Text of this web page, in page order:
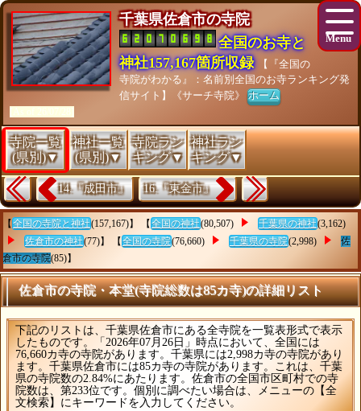
千葉県佐倉市の寺院
全国のお寺と
神社157,167箇所収録
【『全国の
寺院がわかる』：名前別全国のお寺ランキング発
信サイト】《サーチ寺院》ホーム
[As of 26/07/28]
寺院一覧
(県別)▼
神社一覧
(県別)▼
寺院ラン
キング▼
神社ラン
キング▼
14.『成田市』 16.『東金市』
【 全国の寺院と神社(157,167)】 【 全国の神社(80,507) 千葉県の神社(3,162)
佐倉市の神社(77)】 【 全国の寺院(76,660) 千葉県の寺院(2,998)
佐
倉市の寺院(85)】
佐倉市の寺院・本堂(寺院総数は85カ寺)の詳細リスト
下記のリストは、千葉県佐倉市にある全寺院を一覧表形式で表示
したものです。「2026年07月26日」時点において、全国には
76,660カ寺の寺院があります。千葉県には2,998カ寺の寺院があり
ます。千葉県佐倉市には85カ寺の寺院があります。これは、千葉
県の寺院数の2.84%にあたります。佐倉市の全国市区町村での寺
院数は、第233位です。個別に調べたい場合は、メニューの【全
文検索】にキーワードを入力してください。